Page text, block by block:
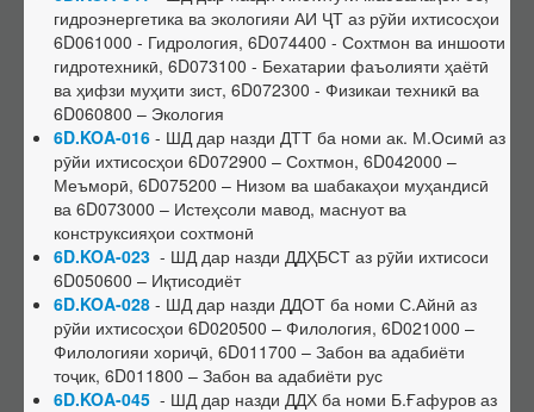
Дараҷаҳои илмӣ
Тартиби додани дараҷа ва унвонҳои илмӣ
Феҳристи ҳуҷҷатҳои дараҷаи илмӣ
Фармоишҳо оид ба додани дараҷаи илмӣ
Фармоишҳо оид ба маҳрумсозии дараҷаи илмӣ
Фармоишҳо дар бораи рад ва бозхонд кардани диссертатсия
оид ба дарёфти дараҷаи илмӣ
Санадҳои номенклатурӣ
Номенклатураи ихтисосҳои илмӣ
Таснифоти PhD
гидроэнергетика ва экологияи АИ ҶТ аз рӯйи ихтисосҳои
6D061000 - Гидрология, 6D074400 - Сохтмон ва иншооти
гидротехникӣ, 6D073100 - Бехатарии фаъолияти ҳаётӣ
ва ҳифзи муҳити зист, 6D072300 - Физикаи техникӣ ва
6D060800 – Экология
6D.KOA-016 - ШД дар назди ДТТ ба номи ак. М.Осимӣ аз
рӯйи ихтисосҳои 6D072900 – Сохтмон, 6D042000 –
Меъморӣ, 6D075200 – Низом ва шабакаҳои муҳандисӣ
ва 6D073000 – Истеҳсоли мавод, маснуот ва
конструксияҳои сохтмонӣ
6D.KOA-023 - ШД дар назди ДДҲБСТ аз рӯйи ихтисоси
6D050600 – Иқтисодиёт
6D.KOA-028 - ШД дар назди ДДОТ ба номи С.Айнӣ аз
рӯйи ихтисосҳои 6D020500 – Филология, 6D021000 –
Филологияи хориҷӣ, 6D011700 – Забон ва адабиёти
тоҷик, 6D011800 – Забон ва адабиёти рус
6D.KOA-045 - ШД дар назди ДДХ ба номи Б.Ғафуров аз